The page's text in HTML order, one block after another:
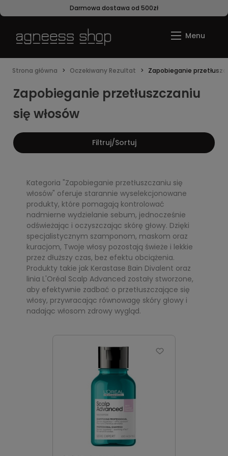
Darmowa dostawa od 500zł
Strona główna Oczekiwany Rezultat Zapobieganie
Zapobieganie przetłuszczaniu
się włosów
Filtruj/Sortuj
Kategoria "Zapobieganie przetłuszczaniu się
włosów" oferuje starannie wyselekcjonowane
produkty, które pomagają kontrolować
nadmierne wydzielanie sebum, jednocześnie
odświeżając i oczyszczając skórę głowy. Dzięki
specjalistycznym szamponom, maskom oraz
kuracjom, Twoje włosy pozostają świeże i lekkie
przez dłuższy czas, bez efektu obciążenia.
Produkty takie jak Kerastase Bain Divalent oraz
linia L'Oréal Scalp Advanced zostały stworzone,
aby efektywnie zadbać o przetłuszczające się
włosy, przywracając równowagę skóry głowy i
nadając włosom zdrowy wygląd.